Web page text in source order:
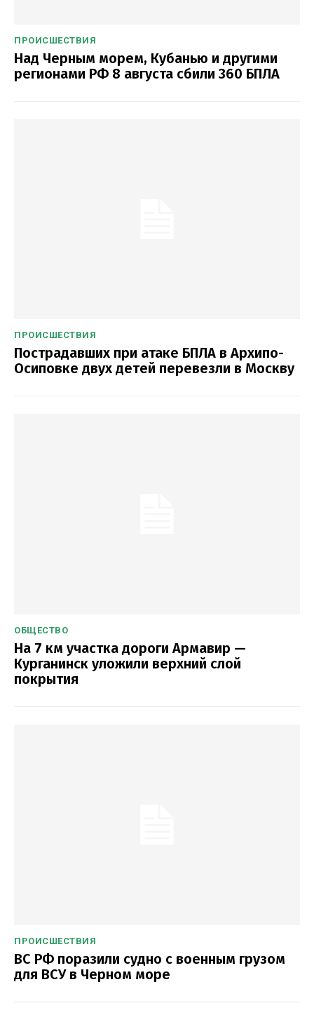
ПРОИСШЕСТВИЯ
Над Черным морем, Кубанью и другими
регионами РФ 8 августа сбили 360 БПЛА
ПРОИСШЕСТВИЯ
Пострадавших при атаке БПЛА в Архипо-
Осиповке двух детей перевезли в Москву
ОБЩЕСТВО
На 7 км участка дороги Армавир —
Курганинск уложили верхний слой
покрытия
ПРОИСШЕСТВИЯ
ВС РФ поразили судно с военным грузом
для ВСУ в Черном море